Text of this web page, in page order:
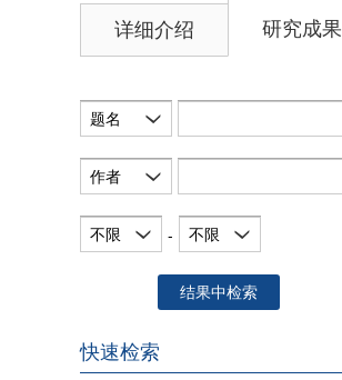
详细介绍 研究成果
题名
作者
不限 - 不限
结果中检索
快速检索